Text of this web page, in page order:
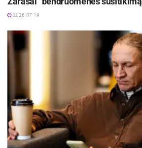
2026-07-19